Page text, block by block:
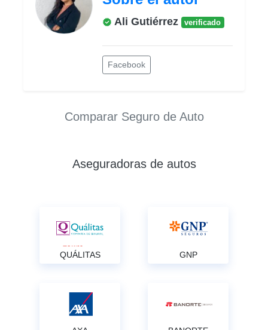
Ali Gutiérrez verificado
Facebook
Comparar Seguro de Auto
Aseguradoras de autos
QUÁLITAS GNP